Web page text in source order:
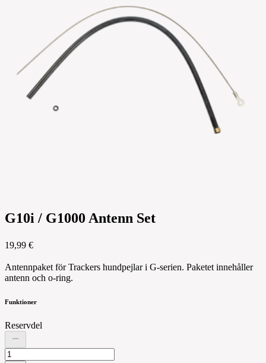
G10i / G1000 Antenn Set
19,99 €
Antennpaket för Trackers hundpejlar i G-serien. Paketet innehåller
antenn och o-ring.
Funktioner
Reservdel